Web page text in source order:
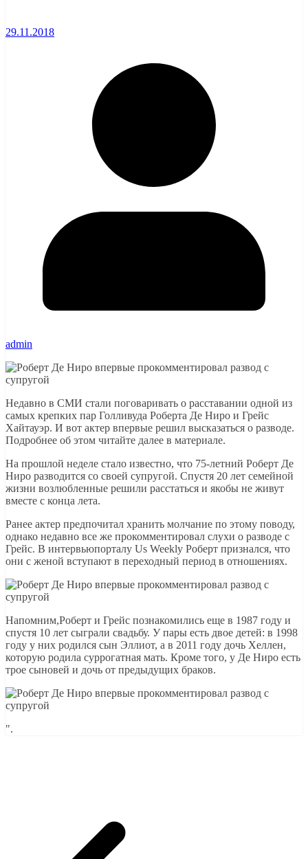
29.11.2018
admin
Недавно в СМИ стали поговаривать о расставании одной из
самых крепких пар Голливуда Роберта Де Ниро и Грейс
Хайтауэр. И вот актер впервые решил высказаться о разводе.
Подробнее об этом читайте далее в материале.
На прошлой неделе стало известно, что 75-летний Роберт Де
Ниро разводится со своей супругой. Спустя 20 лет семейной
жизни возлюбленные решили расстаться и якобы не живут
вместе с конца лета.
Ранее актер предпочитал хранить молчание по этому поводу,
однако недавно все же прокомментировал слухи о разводе с
Грейс. В интервьюпорталу Us Weekly Роберт признался, что
они с женой вступают в переходный период в отношениях.
Напомним,Роберт и Грейс познакомились еще в 1987 году и
спустя 10 лет сыграли свадьбу. У пары есть двое детей: в 1998
году у них родился сын Эллиот, а в 2011 году дочь Хеллен,
которую родила суррогатная мать. Кроме того, у Де Ниро есть
трое сыновей и дочь от предыдущих браков.
".